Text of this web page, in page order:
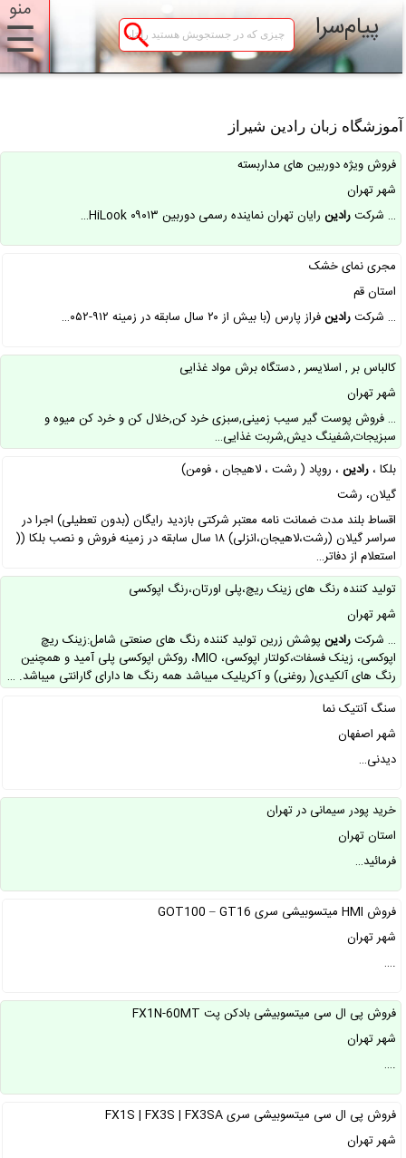
منو
☰ پیام‌سرا
آموزشگاه زبان رادین شیراز
فروش ویژه دوربین های مداربسته
شهر تهران
… شرکترادینرایان تهران نماینده رسمی دوربین HiLook ۰۹۰۱۳…
مجری نمای خشک
استان قم
… شرکترادینفراز پارس (با بیش از ۲۰ سال سابقه در زمینه ۹۱۲-۰۵۲…
کالباس بر , اسلایسر , دستگاه برش مواد غذایی
شهر تهران
… فروش پوست گیر سیب زمینی,سبزی خرد کن,خلال کن و خرد کن میوه و
سبزیجات,شفینگ دیش,شربت غذایی…
بلکا ، رادین، روپاد ( رشت ، لاهیجان ، فومن)
گیلان، رشت
اقساط بلند مدت ضمانت نامه معتبر شرکتی بازدید رایگان (بدون تعطیلی) اجرا در
سراسر گیلان (رشت،لاهیجان،انزلی) ۱۸ سال سابقه در زمینه فروش‌ و‌ نصب بلکا ((
استعلام از دفاتر…
تولید کننده رنگ های زینک ریچ،پلی اورتان،رنگ اپوکسی
شهر تهران
… شرکترادینپوشش زرین تولید کننده رنگ های صنعتی شامل:زینک ریچ
اپوکسی، زینک فسفات،کولتار اپوکسی، MIO، روکش اپوکسی پلی آمید و همچنین
رنگ های آلکیدی( روغنی) و آکریلیک میباشد همه رنگ ها دارای گارانتی میباشد. …
سنگ آنتیک نما
شهر اصفهان
دیدنی…
خرید پودر سیمانی در تهران
استان تهران
فرمائید…
فروش HMI میتسوبیشی سری GOT100 – GT16
شهر تهران
.…
فروش پی ال سی میتسوبیشی بادکن پت FX1N-60MT
شهر تهران
.…
فروش پی ال سی میتسوبیشی سری FX1S | FX3S | FX3SA
شهر تهران